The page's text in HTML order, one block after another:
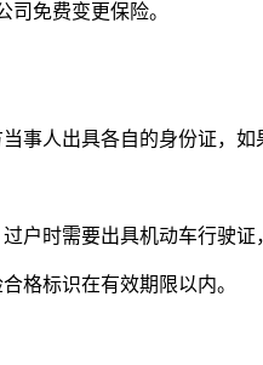
司免费变更保险。
事人出具各自的身份证，
户时需要出具机动车行驶
格标识在有效期限以内。